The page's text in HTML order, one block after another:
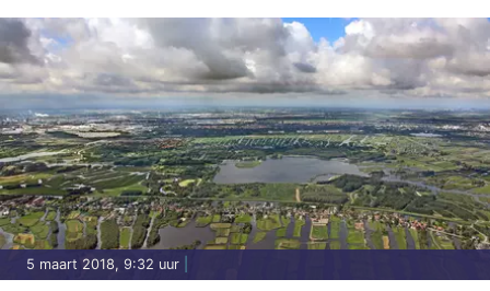
5 maart 2018, 9:32 uur